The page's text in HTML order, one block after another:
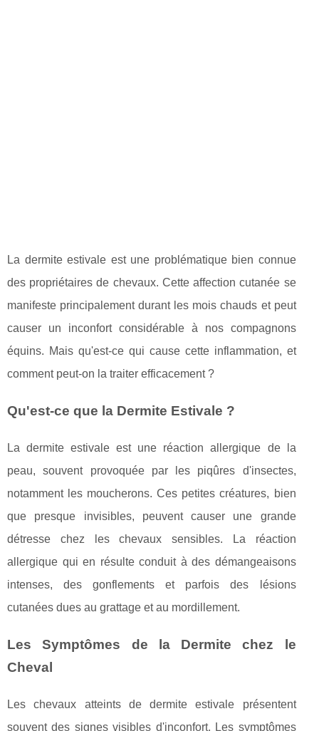
La dermite estivale est une problématique bien connue
des propriétaires de chevaux. Cette affection cutanée se
manifeste principalement durant les mois chauds et peut
causer un inconfort considérable à nos compagnons
équins. Mais qu'est-ce qui cause cette inflammation, et
comment peut-on la traiter efficacement ?
Qu'est-ce que la Dermite Estivale ?
La dermite estivale est une réaction allergique de la
peau, souvent provoquée par les piqûres d'insectes,
notamment les moucherons. Ces petites créatures, bien
que presque invisibles, peuvent causer une grande
détresse chez les chevaux sensibles. La réaction
allergique qui en résulte conduit à des démangeaisons
intenses, des gonflements et parfois des lésions
cutanées dues au grattage et au mordillement.
Les Symptômes de la Dermite chez le
Cheval
Les chevaux atteints de dermite estivale présentent
souvent des signes visibles d'inconfort. Les symptômes